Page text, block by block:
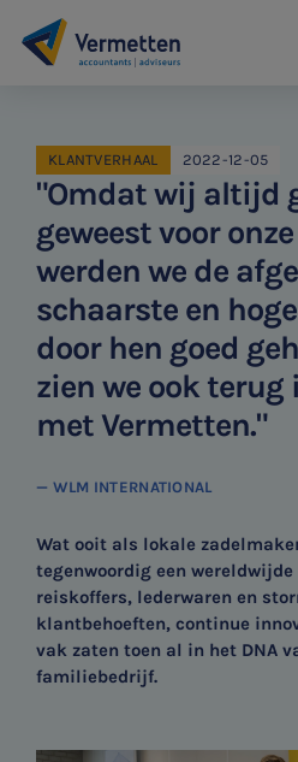
KLANTVERHAAL 2022-12-05
"Omdat wij altijd
geweest voor
werden we de
schaarste en
door hen goed
zien we ook terug
met Vermetten."
— WLM INTERNATIONAL
Wat ooit als lokale
tegenwoordig een
reiskoffers, lederwaren en
klantbehoeften, continue
vak zaten toen al in het DNA
familiebedrijf.